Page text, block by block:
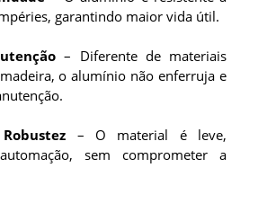
garantindo maior vida útil.
– Diferente de materiais
o alumínio não enferruja e
– O material é leve,
sem comprometer a